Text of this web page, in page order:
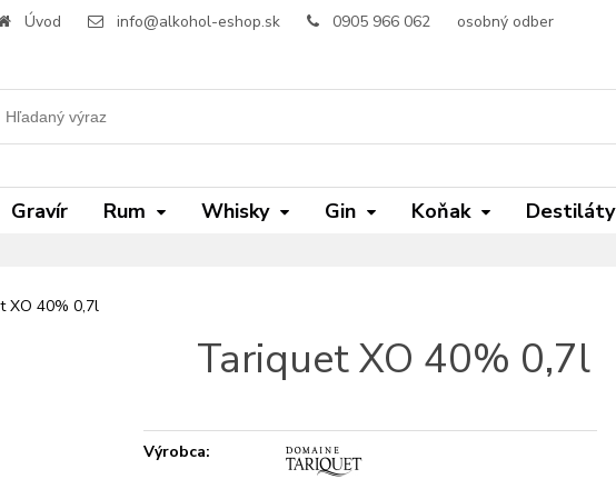
Úvod info@alkohol-eshop.sk 0905 966 062 osobný odber
Gravír Rum Whisky Gin Koňak Destiláty
XO 40% 0,7l
Tariquet XO 40% 0,7l
Výrobca: